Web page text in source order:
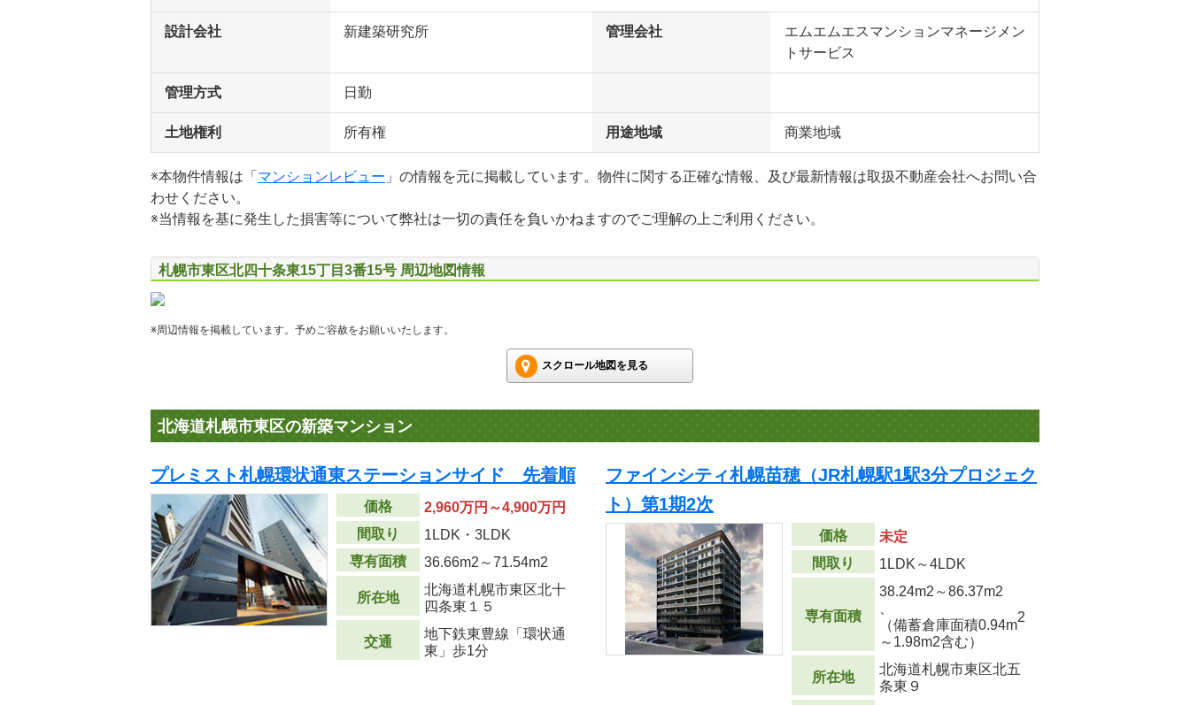
設計会社 新建築研究所 管理会社
エムエムエスマンションマネージメン
トサービス
管理方式 日勤
土地権利 所有権 用途地域 商業地域
※本物件情報は「 マンションレビュー 」の情報を元に掲載しています。物件に関する正確な情報、及び最新情報は取扱不動産会社へお問い合
わせください。
※当情報を基に発生した損害等について弊社は一切の責任を負いかねますのでご理解の上ご利用ください。
札幌市東区北四十条東15丁目3番15号 周辺地図情報
※周辺情報を掲載しています。予めご容赦をお願いいたします。
スクロール地図を見る
北海道札幌市東区の新築マンション
プレミスト札幌環状通東ステーションサイド 先着順
価格
2,960万円～4,900万円
間取り
1LDK・3LDK
専有面積
36.66m2 ～71.54m2
所在地
北海道札幌市東区北十
四条東１５
交通
地下鉄東豊線「環状通
東」歩1分
ファインシティ札幌苗穂（JR札幌駅1駅3分プロジェク
ト）第1期2次
価格
未定
間取り
1LDK～4LDK
専有面積
38.24m2 ～86.37m2
（備蓄倉庫面積0.94m
2
～1.98m2含む）
所在地
北海道札幌市東区北五
条東９